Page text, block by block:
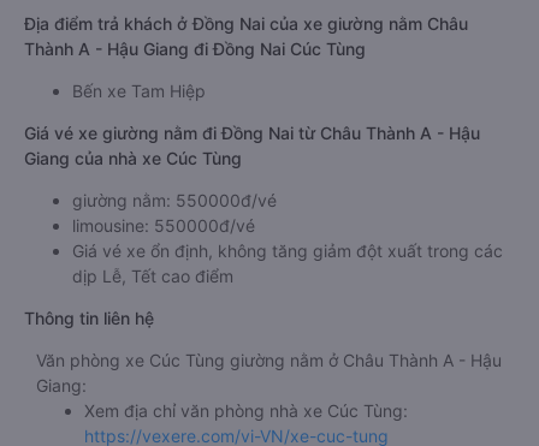
Địa điểm trả khách ở Đồng Nai của xe giường nằm Châu
Thành A - Hậu Giang đi Đồng Nai Cúc Tùng
Bến xe Tam Hiệp
Giá vé xe giường nằm đi Đồng Nai từ Châu Thành A - Hậu
Giang của nhà xe Cúc Tùng
giường nằm: 550000đ/vé
limousine: 550000đ/vé
Giá vé xe ổn định, không tăng giảm đột xuất trong các
dịp Lễ, Tết cao điểm
Thông tin liên hệ
Văn phòng xe Cúc Tùng giường nằm ở Châu Thành A - Hậu
Giang:
Xem địa chỉ văn phòng nhà xe Cúc Tùng:
https://vexere.com/vi-VN/xe-cuc-tung